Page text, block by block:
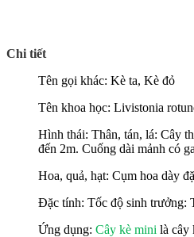
Chi tiết
Tên gọi khác: Kè ta, Kè đỏ
Tên khoa học: Livistonia
Hình thái: Thân, tán, lá: Cây
đến 2m. Cuống dài mảnh có
Hoa, quả, hạt: Cụm hoa dày đặ
Đặc tính: Tốc độsinh trưởng:
Ứng dụng: Cây kè mini là cây